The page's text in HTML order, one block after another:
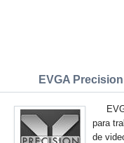
EVGA
para
de